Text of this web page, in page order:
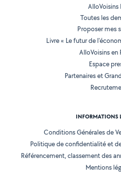
AlloVoisins
Toutes les
Proposer mes
Livre « Le futur de
AlloVoisins en
Espace
Partenaires et
INFORMATIONS
Conditions Générales de
Politique de confidentialité et
Référencement, classement des
Mentions